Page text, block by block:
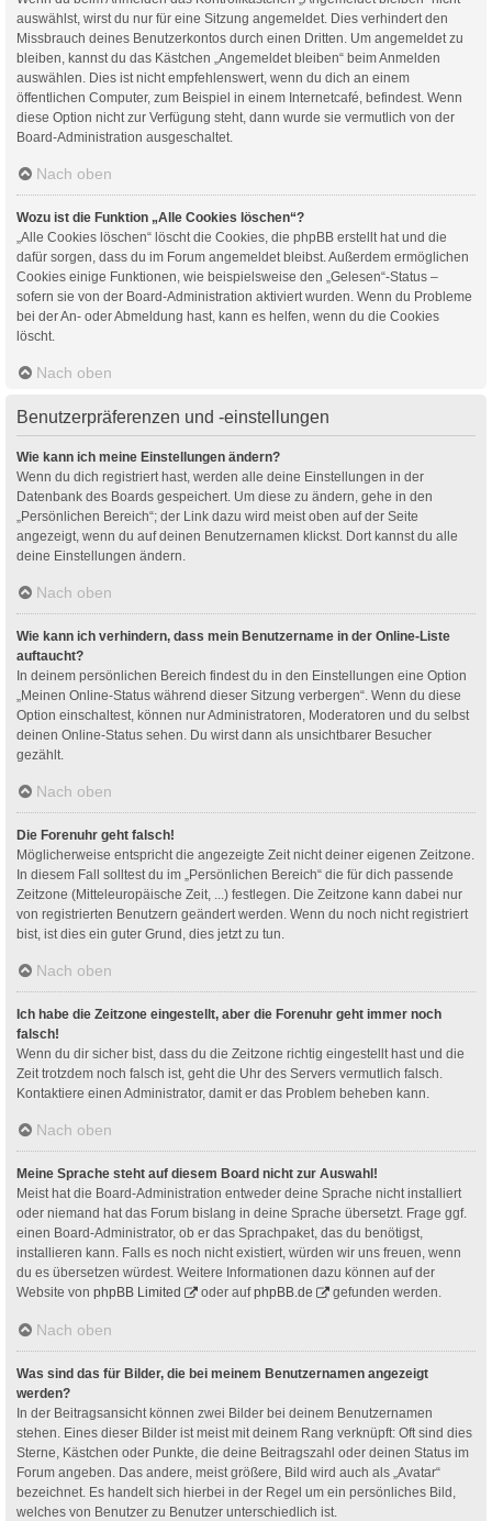
auswählst, wirst du nur für eine Sitzung angemeldet. Dies verhindert den
Missbrauch deines Benutzerkontos durch einen Dritten. Um angemeldet zu
bleiben, kannst du das Kästchen „Angemeldet bleiben“ beim Anmelden
auswählen. Dies ist nicht empfehlenswert, wenn du dich an einem
öffentlichen Computer, zum Beispiel in einem Internetcafé, befindest. Wenn
diese Option nicht zur Verfügung steht, dann wurde sie vermutlich von der
Board-Administration ausgeschaltet.
Nach oben
Wozu ist die Funktion „Alle Cookies löschen“?
„Alle Cookies löschen“ löscht die Cookies, die phpBB erstellt hat und die
dafür sorgen, dass du im Forum angemeldet bleibst. Außerdem ermöglichen
Cookies einige Funktionen, wie beispielsweise den „Gelesen“-Status –
sofern sie von der Board-Administration aktiviert wurden. Wenn du Probleme
bei der An- oder Abmeldung hast, kann es helfen, wenn du die Cookies
löscht.
Nach oben
Benutzerpräferenzen und -einstellungen
Wie kann ich meine Einstellungen ändern?
Wenn du dich registriert hast, werden alle deine Einstellungen in der
Datenbank des Boards gespeichert. Um diese zu ändern, gehe in den
„Persönlichen Bereich“; der Link dazu wird meist oben auf der Seite
angezeigt, wenn du auf deinen Benutzernamen klickst. Dort kannst du alle
deine Einstellungen ändern.
Nach oben
Wie kann ich verhindern, dass mein Benutzername in der Online-Liste
auftaucht?
In deinem persönlichen Bereich findest du in den Einstellungen eine Option
„Meinen Online-Status während dieser Sitzung verbergen“. Wenn du diese
Option einschaltest, können nur Administratoren, Moderatoren und du selbst
deinen Online-Status sehen. Du wirst dann als unsichtbarer Besucher
gezählt.
Nach oben
Die Forenuhr geht falsch!
Möglicherweise entspricht die angezeigte Zeit nicht deiner eigenen Zeitzone.
In diesem Fall solltest du im „Persönlichen Bereich“ die für dich passende
Zeitzone (Mitteleuropäische Zeit, ...) festlegen. Die Zeitzone kann dabei nur
von registrierten Benutzern geändert werden. Wenn du noch nicht registriert
bist, ist dies ein guter Grund, dies jetzt zu tun.
Nach oben
Ich habe die Zeitzone eingestellt, aber die Forenuhr geht immer noch
falsch!
Wenn du dir sicher bist, dass du die Zeitzone richtig eingestellt hast und die
Zeit trotzdem noch falsch ist, geht die Uhr des Servers vermutlich falsch.
Kontaktiere einen Administrator, damit er das Problem beheben kann.
Nach oben
Meine Sprache steht auf diesem Board nicht zur Auswahl!
Meist hat die Board-Administration entweder deine Sprache nicht installiert
oder niemand hat das Forum bislang in deine Sprache übersetzt. Frage ggf.
einen Board-Administrator, ob er das Sprachpaket, das du benötigst,
installieren kann. Falls es noch nicht existiert, würden wir uns freuen, wenn
du es übersetzen würdest. Weitere Informationen dazu können auf der
Website von phpBB Limited oder aufphpBB.de gefunden werden.
Nach oben
Was sind das für Bilder, die bei meinem Benutzernamen angezeigt
werden?
In der Beitragsansicht können zwei Bilder bei deinem Benutzernamen
stehen. Eines dieser Bilder ist meist mit deinem Rang verknüpft: Oft sind dies
Sterne, Kästchen oder Punkte, die deine Beitragszahl oder deinen Status im
Forum angeben. Das andere, meist größere, Bild wird auch als „Avatar“
bezeichnet. Es handelt sich hierbei in der Regel um ein persönliches Bild,
welches von Benutzer zu Benutzer unterschiedlich ist.